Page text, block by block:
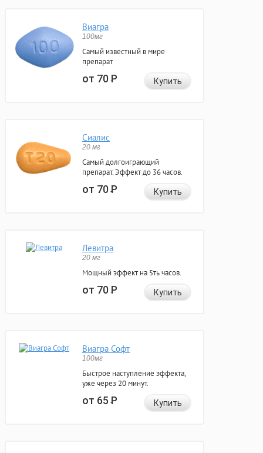
Виагра
100мг
Самый известный в мире
препарат
от 70Р Купить
Сиалис
20 мг
Самый долгоиграющий
препарат. Эффект до 36 часов.
от 70Р Купить
Левитра
20 мг
Мощный эффект на 5ть часов.
от 70Р Купить
Виагра Софт
100мг
Быстрое наступление эффекта,
уже через 20 минут.
от 65Р Купить